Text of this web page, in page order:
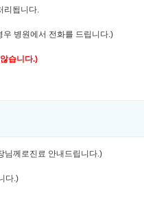
리됩니다.
병원에서 전화를 드립니다.)
습니다.)
님께로진료 안내드립니다.)
다.)